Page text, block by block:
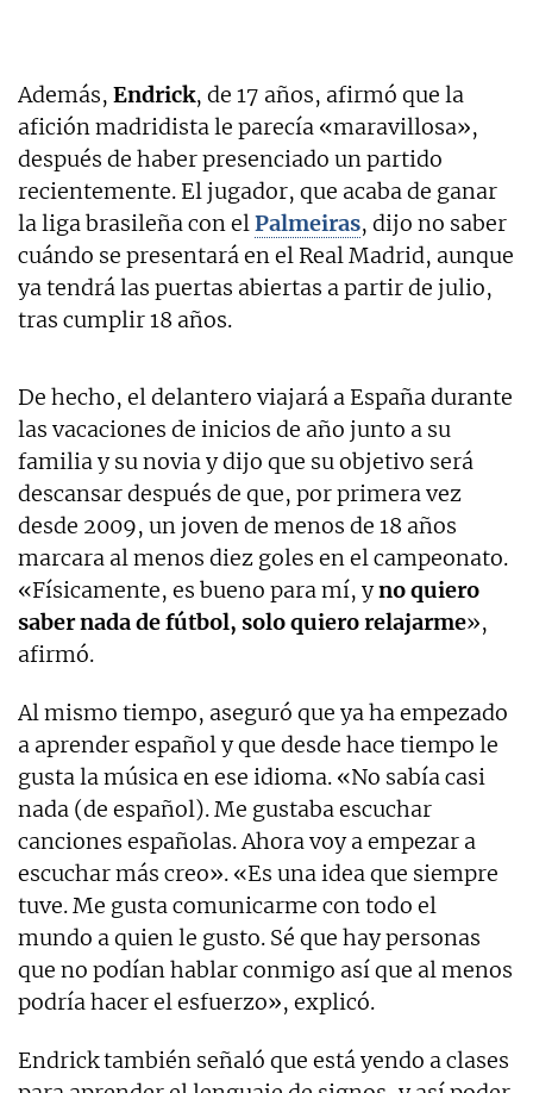
Además, Endrick, de 17 años, afirmó que la
afición madridista le parecía «maravillosa»,
después de haber presenciado un partido
recientemente. El jugador, que acaba de ganar
la liga brasileña con elPalmeiras, dijo no saber
cuándo se presentará en el Real Madrid, aunque
ya tendrá las puertas abiertas a partir de julio,
tras cumplir 18 años.
De hecho, el delantero viajará a España durante
las vacaciones de inicios de año junto a su
familia y su novia y dijo que su objetivo será
descansar después de que, por primera vez
desde 2009, un joven de menos de 18 años
marcara al menos diez goles en el campeonato.
«Físicamente, es bueno para mí, yno quiero
saber nada de fútbol, solo quiero relajarme»,
afirmó.
Al mismo tiempo, aseguró que ya ha empezado
a aprender español y que desde hace tiempo le
gusta la música en ese idioma. «No sabía casi
nada (de español). Me gustaba escuchar
canciones españolas. Ahora voy a empezar a
escuchar más creo». «Es una idea que siempre
tuve. Me gusta comunicarme con todo el
mundo a quien le gusto. Sé que hay personas
que no podían hablar conmigo así que al menos
podría hacer el esfuerzo», explicó.
Endrick también señaló que está yendo a clases